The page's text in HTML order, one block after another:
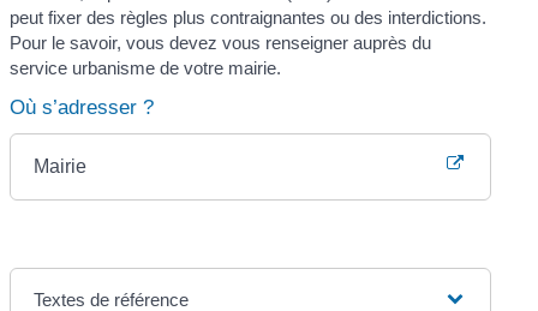
peut fixer des règles plus contraignantes ou des interdictions.
Pour le savoir, vous devez vous renseigner auprès du
service urbanisme de votre mairie.
Où s’adresser ?
Mairie
Textes de référence